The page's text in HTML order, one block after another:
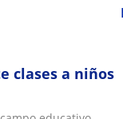
clases a niños